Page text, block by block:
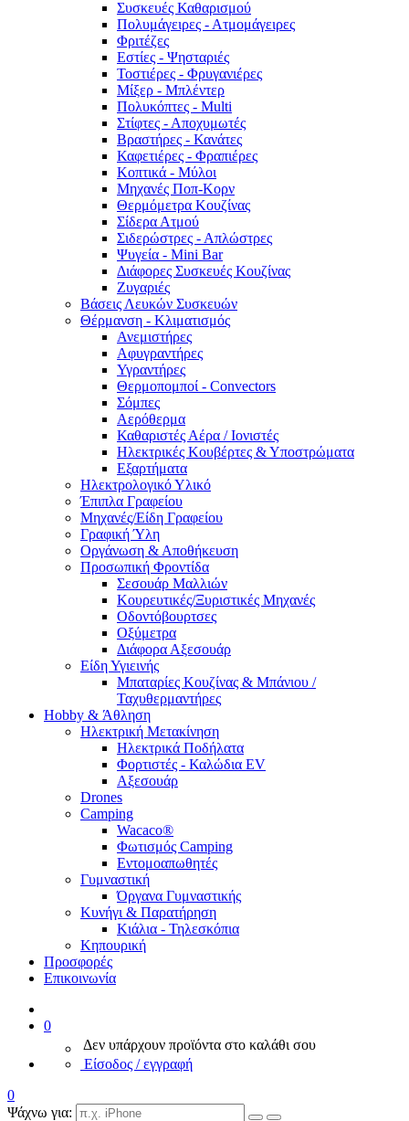
Συσκευές Καθαρισμού
Πολυμάγειρες - Ατμομάγειρες
Φριτέζες
Εστίες - Ψησταριές
Τοστιέρες - Φρυγανιέρες
Μίξερ - Μπλέντερ
Πολυκόπτες - Multi
Στίφτες - Αποχυμωτές
Βραστήρες - Κανάτες
Καφετιέρες - Φραπιέρες
Κοπτικά - Μύλοι
Μηχανές Ποπ-Κορν
Θερμόμετρα Κουζίνας
Σίδερα Ατμού
Σιδερώστρες - Απλώστρες
Ψυγεία - Mini Bar
Διάφορες Συσκευές Κουζίνας
Ζυγαριές
Βάσεις Λευκών Συσκευών
Θέρμανση - Κλιματισμός
Ανεμιστήρες
Αφυγραντήρες
Υγραντήρες
Θερμοπομποί - Convectors
Σόμπες
Αερόθερμα
Καθαριστές Αέρα / Ιονιστές
Ηλεκτρικές Κουβέρτες & Υποστρώματα
Εξαρτήματα
Ηλεκτρολογικό Υλικό
Έπιπλα Γραφείου
Μηχανές/Είδη Γραφείου
Γραφική Ύλη
Οργάνωση & Αποθήκευση
Προσωπική Φροντίδα
Σεσουάρ Μαλλιών
Κουρευτικές/Ξυριστικές Μηχανές
Οδοντόβουρτσες
Οξύμετρα
Διάφορα Αξεσουάρ
Είδη Υγιεινής
Μπαταρίες Κουζίνας & Μπάνιου /
Ταχυθερμαντήρες
Ηobby & Άθληση
Ηλεκτρική Μετακίνηση
Ηλεκτρικά Ποδήλατα
Φορτιστές - Καλώδια EV
Αξεσουάρ
Drones
Camping
Wacaco®
Φωτισμός Camping
Εντομοαπωθητές
Γυμναστική
Όργανα Γυμναστικής
Κυνήγι & Παρατήρηση
Κιάλια - Τηλεσκόπια
Κηπουρική
Προσφορές
Επικοινωνία
0
Δεν υπάρχουν προϊόντα στο καλάθι σου
Είσοδος / εγγραφή
0
Ψάχνω για: